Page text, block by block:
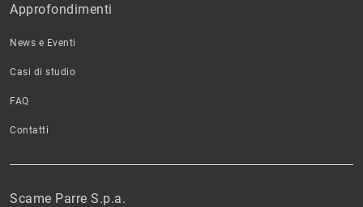
Scame Parre S.p.a.
Approfondimenti
News e Eventi
Casi di studio
FAQ
Contatti